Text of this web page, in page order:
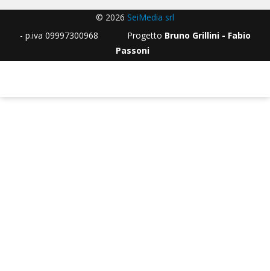
© 2026 SeiMedia srl
- p.iva 09997300968 Progetto Bruno Grillini - Fabio
Passoni